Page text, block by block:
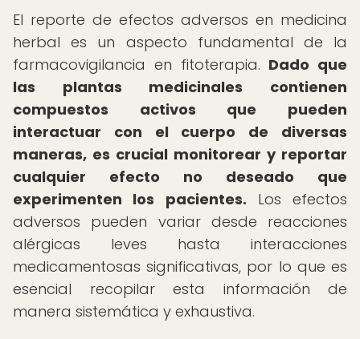
El reporte de efectos adversos en medicina
herbal es un aspecto fundamental de la
farmacovigilancia en fitoterapia. Dado que
las plantas medicinales contienen
compuestos activos que pueden
interactuar con el cuerpo de diversas
maneras, es crucial monitorear y reportar
cualquier efecto no deseado que
experimenten los pacientes. Los efectos
adversos pueden variar desde reacciones
alérgicas leves hasta interacciones
medicamentosas significativas, por lo que es
esencial recopilar esta información de
manera sistemática y exhaustiva.